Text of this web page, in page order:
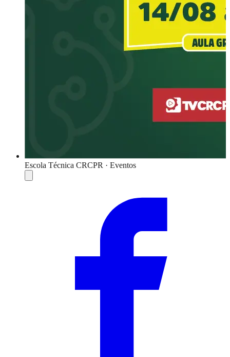
Escola Técnica CRCPR · Eventos
Compartilhar